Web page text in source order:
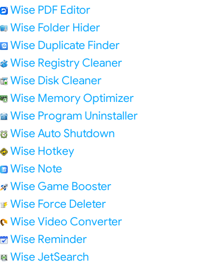
Wise PDF Editor
Wise Folder Hider
Wise Duplicate Finder
Wise Registry Cleaner
Wise Disk Cleaner
Wise Memory Optimizer
Wise Program Uninstaller
Wise Auto Shutdown
Wise Hotkey
Wise Note
Wise Game Booster
Wise Force Deleter
Wise Video Converter
Wise Reminder
Wise JetSearch